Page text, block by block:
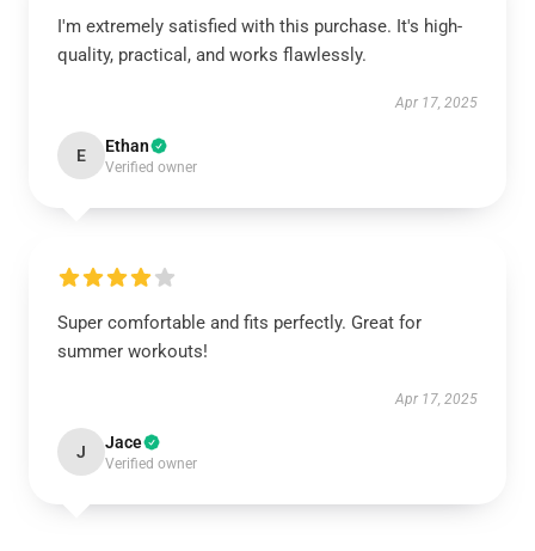
I'm extremely satisfied with this purchase. It's high-
quality, practical, and works flawlessly.
Apr 17, 2025
E Ethan
Verified owner
Super comfortable and fits perfectly. Great for
summer workouts!
Apr 17, 2025
J Jace
Verified owner